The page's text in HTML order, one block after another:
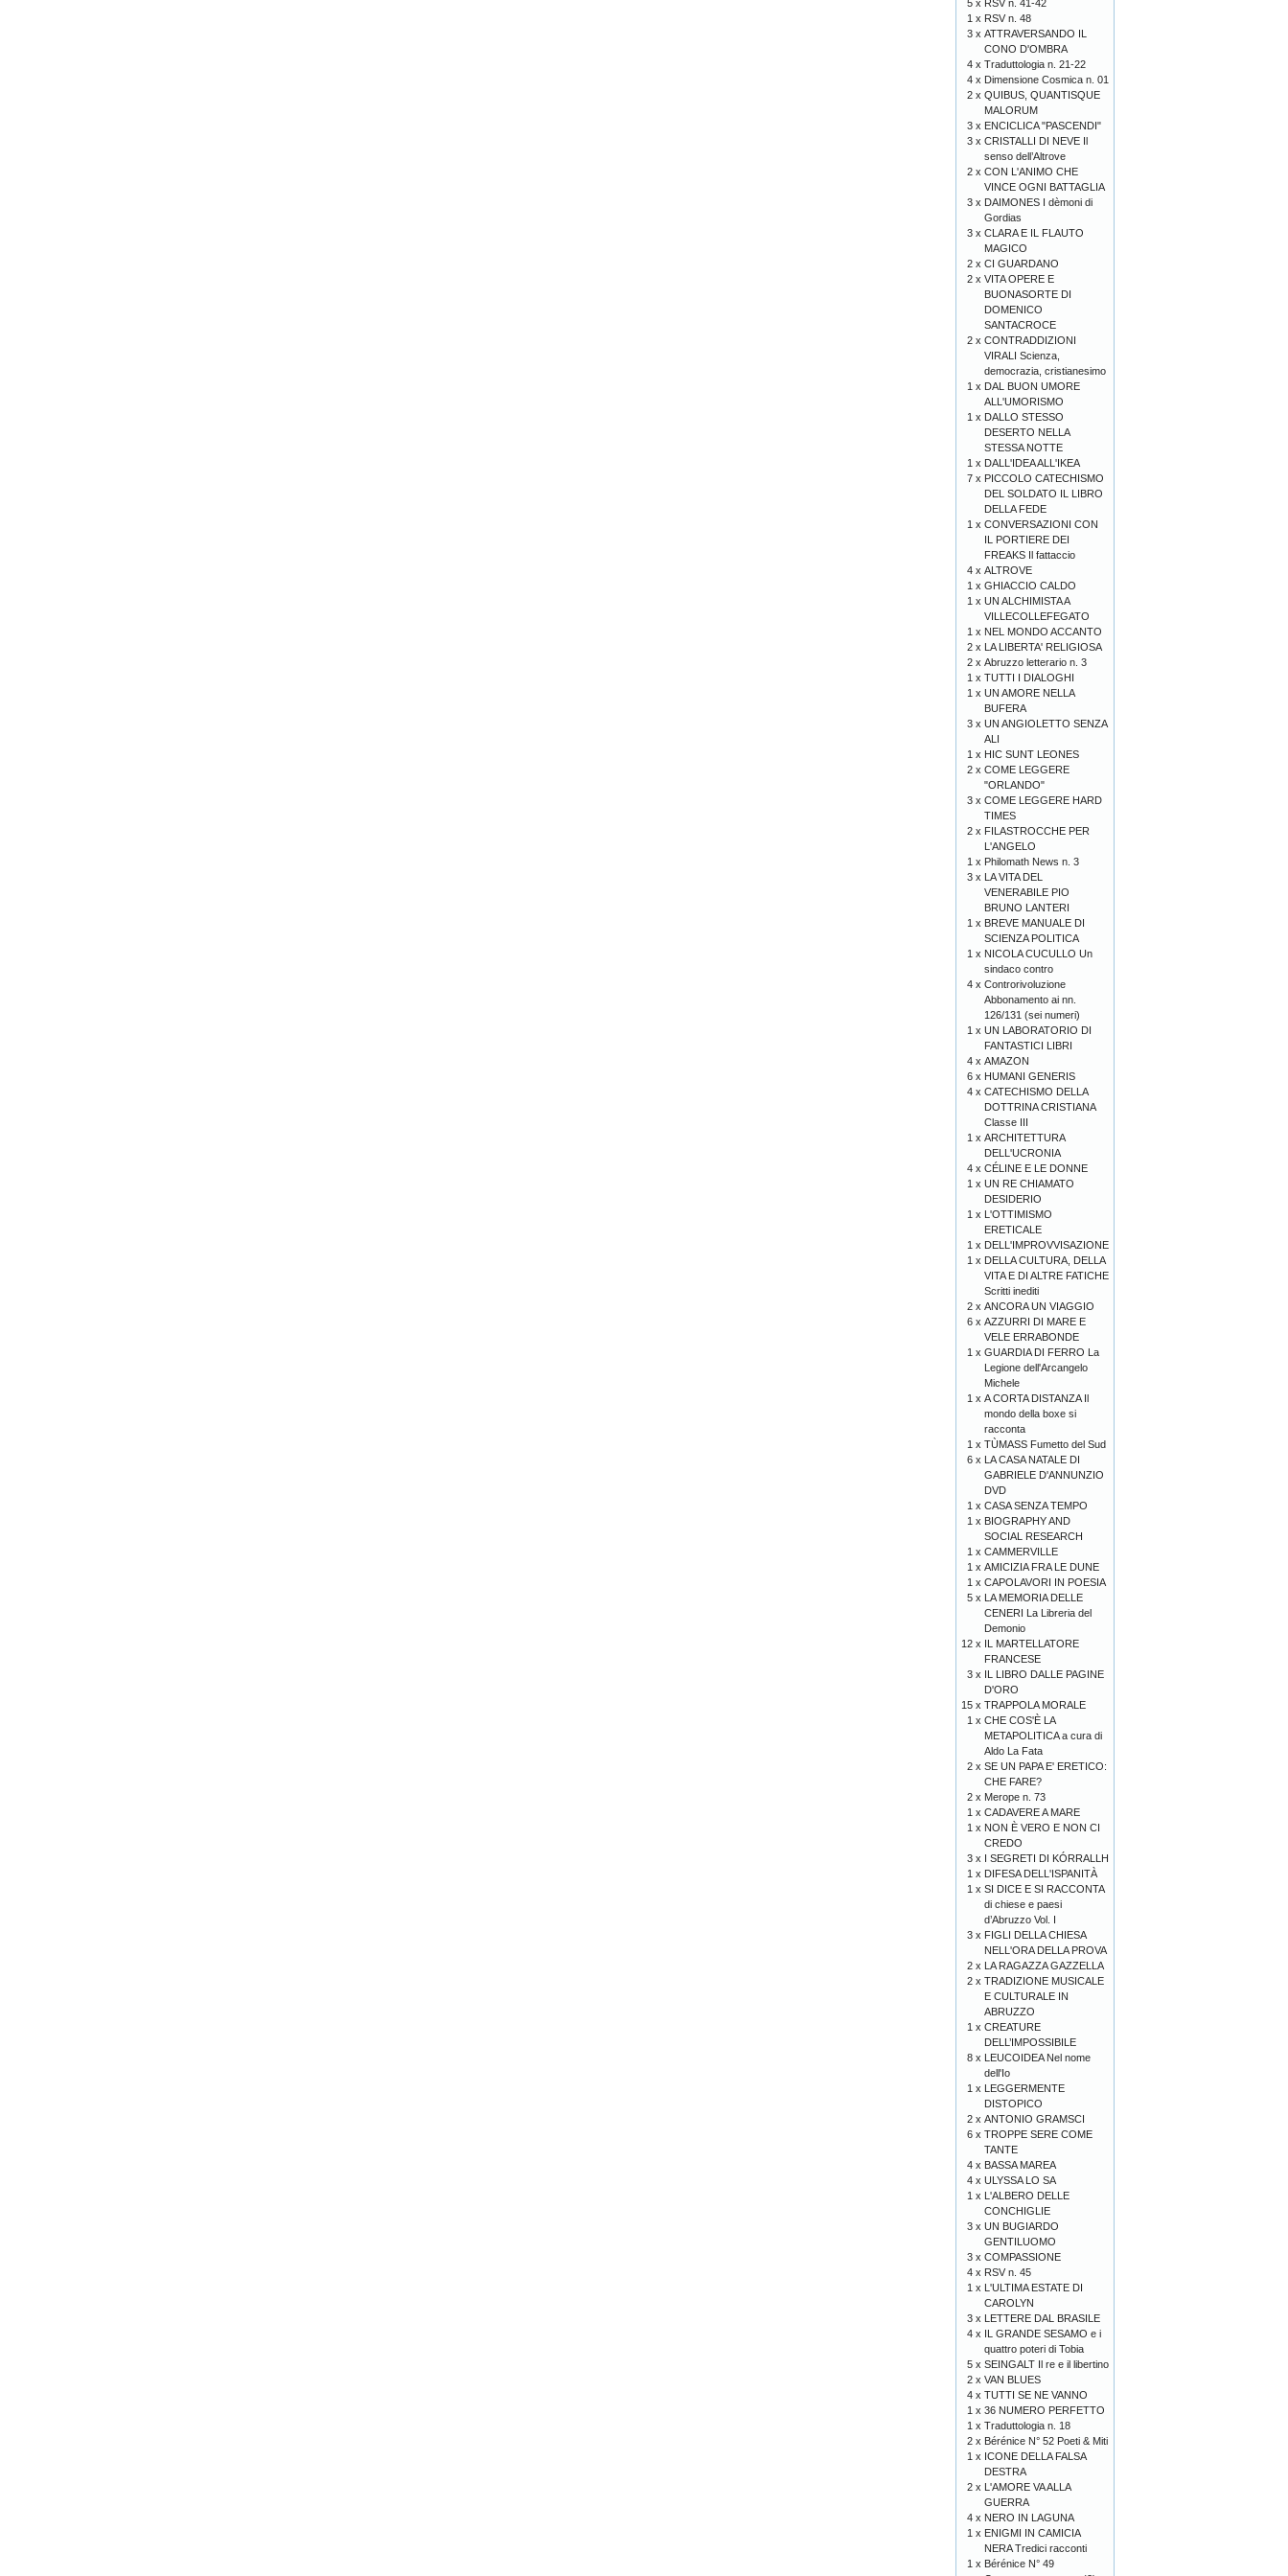
5 x RSV n. 41-42
1 x RSV n. 48
3 x ATTRAVERSANDO IL
CONO D'OMBRA
4 x Traduttologia n. 21-22
4 x Dimensione Cosmica n. 01
2 x QUIBUS, QUANTISQUE
MALORUM
3 x ENCICLICA "PASCENDI"
3 x CRISTALLI DI NEVE Il
senso dell’Altrove
2 x CON L'ANIMO CHE
VINCE OGNI BATTAGLIA
3 x DAIMONES I dèmoni di
Gordias
3 x CLARA E IL FLAUTO
MAGICO
2 x CI GUARDANO
2 x VITA OPERE E
BUONASORTE DI
DOMENICO
SANTACROCE
2 x CONTRADDIZIONI
VIRALI Scienza,
democrazia, cristianesimo
1 x DAL BUON UMORE
ALL'UMORISMO
1 x DALLO STESSO
DESERTO NELLA
STESSA NOTTE
1 x DALL'IDEA ALL'IKEA
7 x PICCOLO CATECHISMO
DEL SOLDATO IL LIBRO
DELLA FEDE
1 x CONVERSAZIONI CON
IL PORTIERE DEI
FREAKS Il fattaccio
4 x ALTROVE
1 x GHIACCIO CALDO
1 x UN ALCHIMISTA A
VILLECOLLEFEGATO
1 x NEL MONDO ACCANTO
2 x LA LIBERTA' RELIGIOSA
2 x Abruzzo letterario n. 3
1 x TUTTI I DIALOGHI
1 x UN AMORE NELLA
BUFERA
3 x UN ANGIOLETTO SENZA
ALI
1 x HIC SUNT LEONES
2 x COME LEGGERE
"ORLANDO"
3 x COME LEGGERE HARD
TIMES
2 x FILASTROCCHE PER
L'ANGELO
1 x Philomath News n. 3
3 x LA VITA DEL
VENERABILE PIO
BRUNO LANTERI
1 x BREVE MANUALE DI
SCIENZA POLITICA
1 x NICOLA CUCULLO Un
sindaco contro
4 x Controrivoluzione
Abbonamento ai nn.
126/131 (sei numeri)
1 x UN LABORATORIO DI
FANTASTICI LIBRI
4 x AMAZON
6 x HUMANI GENERIS
4 x CATECHISMO DELLA
DOTTRINA CRISTIANA
Classe III
1 x ARCHITETTURA
DELL'UCRONIA
4 x CÉLINE E LE DONNE
1 x UN RE CHIAMATO
DESIDERIO
1 x L'OTTIMISMO
ERETICALE
1 x DELL'IMPROVVISAZIONE
1 x DELLA CULTURA, DELLA
VITA E DI ALTRE FATICHE
Scritti inediti
2 x ANCORA UN VIAGGIO
6 x AZZURRI DI MARE E
VELE ERRABONDE
1 x GUARDIA DI FERRO La
Legione dell'Arcangelo
Michele
1 x A CORTA DISTANZA Il
mondo della boxe si
racconta
1 x TÙMASS Fumetto del Sud
6 x LA CASA NATALE DI
GABRIELE D'ANNUNZIO
DVD
1 x CASA SENZA TEMPO
1 x BIOGRAPHY AND
SOCIAL RESEARCH
1 x CAMMERVILLE
1 x AMICIZIA FRA LE DUNE
1 x CAPOLAVORI IN POESIA
5 x LA MEMORIA DELLE
CENERI La Libreria del
Demonio
12 x IL MARTELLATORE
FRANCESE
3 x IL LIBRO DALLE PAGINE
D'ORO
15 x TRAPPOLA MORALE
1 x CHE COS'È LA
METAPOLITICA a cura di
Aldo La Fata
2 x SE UN PAPA E' ERETICO:
CHE FARE?
2 x Merope n. 73
1 x CADAVERE A MARE
1 x NON È VERO E NON CI
CREDO
3 x I SEGRETI DI KÓRRALLH
1 x DIFESA DELL'ISPANITÀ
1 x SI DICE E SI RACCONTA
di chiese e paesi
d’Abruzzo Vol. I
3 x FIGLI DELLA CHIESA
NELL'ORA DELLA PROVA
2 x LA RAGAZZA GAZZELLA
2 x TRADIZIONE MUSICALE
E CULTURALE IN
ABRUZZO
1 x CREATURE
DELL’IMPOSSIBILE
8 x LEUCOIDEA Nel nome
dell'Io
1 x LEGGERMENTE
DISTOPICO
2 x ANTONIO GRAMSCI
6 x TROPPE SERE COME
TANTE
4 x BASSA MAREA
4 x ULYSSA LO SA
1 x L'ALBERO DELLE
CONCHIGLIE
3 x UN BUGIARDO
GENTILUOMO
3 x COMPASSIONE
4 x RSV n. 45
1 x L'ULTIMA ESTATE DI
CAROLYN
3 x LETTERE DAL BRASILE
4 x IL GRANDE SESAMO e i
quattro poteri di Tobia
5 x SEINGALT Il re e il libertino
2 x VAN BLUES
4 x TUTTI SE NE VANNO
1 x 36 NUMERO PERFETTO
1 x Traduttologia n. 18
2 x Bérénice N° 52 Poeti & Miti
1 x ICONE DELLA FALSA
DESTRA
2 x L'AMORE VA ALLA
GUERRA
4 x NERO IN LAGUNA
1 x ENIGMI IN CAMICIA
NERA Tredici racconti
1 x Bérénice N° 49